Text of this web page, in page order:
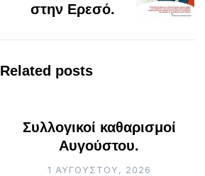
στην Ερεσό.
Related posts
Συλλογικοί καθαρισμοί
Αυγούστου.
1 ΑΥΓΟΎΣΤΟΥ, 2026